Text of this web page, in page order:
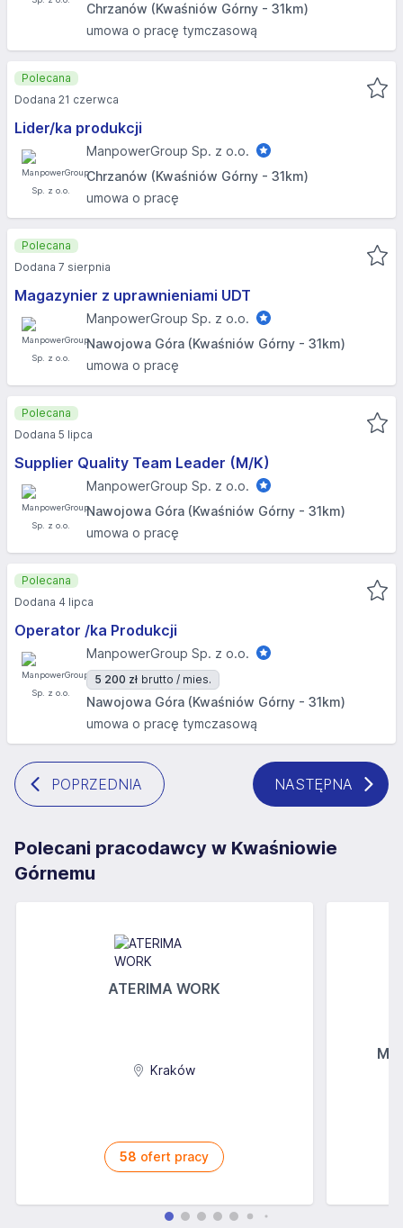
Chrzanów (Kwaśniów Górny - 31km)
umowa o pracę tymczasową
Lider/ka produkcji
ManpowerGroup Sp. z o.o.
Chrzanów (Kwaśniów Górny - 31km)
umowa o pracę
Polecana
Dodana 21 czerwca
Magazynier z uprawnieniami UDT
ManpowerGroup Sp. z o.o.
Nawojowa Góra (Kwaśniów Górny - 31km)
umowa o pracę
Polecana
Dodana 7 sierpnia
Supplier Quality Team Leader (M/K)
ManpowerGroup Sp. z o.o.
Nawojowa Góra (Kwaśniów Górny - 31km)
umowa o pracę
Polecana
Dodana 5 lipca
Operator /ka Produkcji
ManpowerGroup Sp. z o.o.
5 200 zł brutto / mies.
Nawojowa Góra (Kwaśniów Górny - 31km)
umowa o pracę tymczasową
Polecana
Dodana 4 lipca
POPRZEDNIA NASTĘPNA
Polecani pracodawcy w Kwaśniowie
Górnemu
ATERIMA WORK
Kraków
58 ofert pracy